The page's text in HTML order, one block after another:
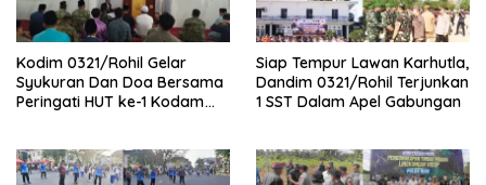
Kodim 0321/Rohil Gelar
Syukuran Dan Doa Bersama
Peringati HUT ke-1 Kodam
Siap Tempur Lawan Karhutla,
Dandim 0321/Rohil Terjunkan
1 SST Dalam Apel Gabungan